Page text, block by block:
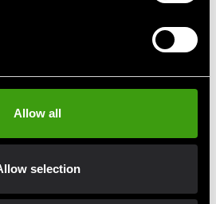
Allow all
selection
Budo-Nord Nishoku Dame